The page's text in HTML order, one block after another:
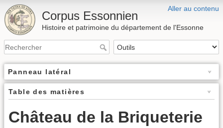
Aller au contenu
Corpus Essonnien
Histoire et patrimoine du département de l'Essonne
Panneau latéral
Table des matières
Château de la Briqueterie